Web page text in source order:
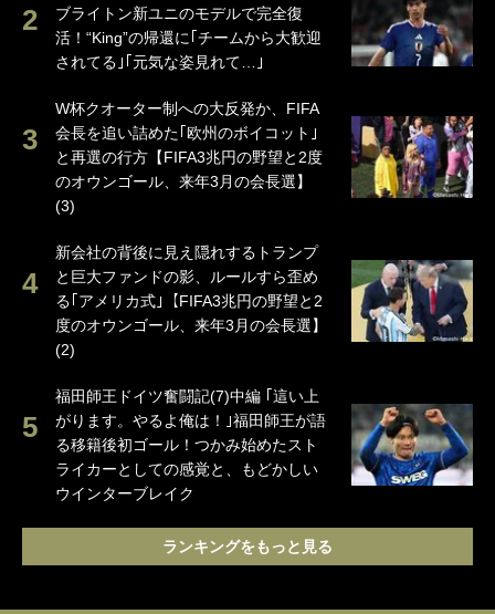
ブライトン新ユニのモデルで完全復
活！“King”の帰還に｢チームから大歓迎
されてる｣｢元気な姿見れて…｣
W杯クオーター制への大反発か、FIFA
会長を追い詰めた｢欧州のボイコット｣
と再選の行方【FIFA3兆円の野望と2度
のオウンゴール、来年3月の会長選】
(3)
新会社の背後に見え隠れするトランプ
と巨大ファンドの影、ルールすら歪め
る｢アメリカ式｣【FIFA3兆円の野望と2
度のオウンゴール、来年3月の会長選】
(2)
福田師王ドイツ奮闘記(7)中編 ｢這い上
がります。やるよ俺は！｣福田師王が語
る移籍後初ゴール！つかみ始めたスト
ライカーとしての感覚と、もどかしい
ウインターブレイク
ランキングをもっと見る